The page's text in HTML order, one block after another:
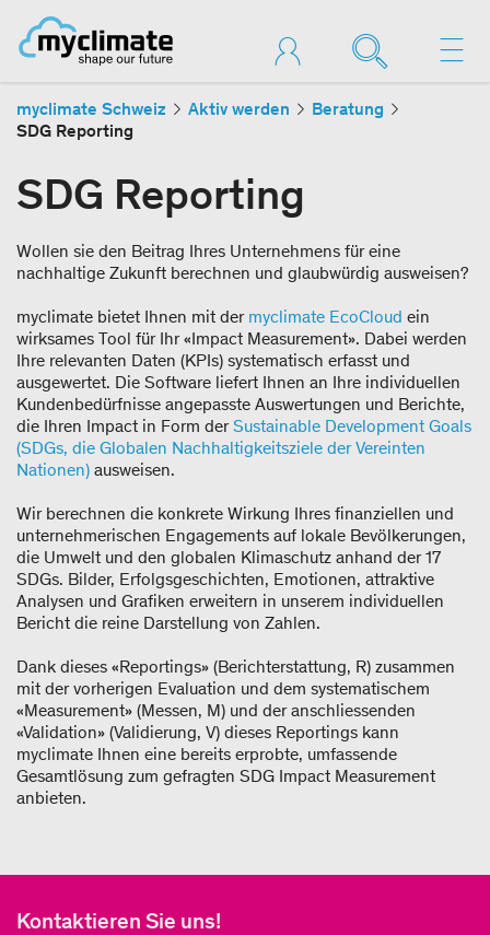
myclimate Schweiz Aktiv werden
Beratung
SDG Reporting
SDG Reporting
Wollen sie den Beitrag Ihres Unternehmens für eine
nachhaltige Zukunft berechnen und glaubwürdig ausweisen?
myclimate bietet Ihnen mit der myclimate EcoCloud ein
wirksames Tool für Ihr «Impact Measurement». Dabei werden
Ihre relevanten Daten (KPIs) systematisch erfasst und
ausgewertet. Die Software liefert Ihnen an Ihre individuellen
Kundenbedürfnisse angepasste Auswertungen und Berichte,
die Ihren Impact in Form derSustainable Development Goals
(SDGs, die Globalen Nachhaltigkeitsziele der Vereinten
Nationen) ausweisen.
Wir berechnen die konkrete Wirkung Ihres finanziellen und
unternehmerischen Engagements auf lokale Bevölkerungen,
die Umwelt und den globalen Klimaschutz anhand der 17
SDGs. Bilder, Erfolgsgeschichten, Emotionen, attraktive
Analysen und Grafiken erweitern in unserem individuellen
Bericht die reine Darstellung von Zahlen.
Dank dieses «Reportings» (Berichterstattung, R) zusammen
mit der vorherigen Evaluation und dem systematischem
«Measurement» (Messen, M) und der anschliessenden
«Validation» (Validierung, V) dieses Reportings kann
myclimate Ihnen eine bereits erprobte, umfassende
Gesamtlösung zum gefragten SDG Impact Measurement
anbieten.
Kontaktieren Sie uns!